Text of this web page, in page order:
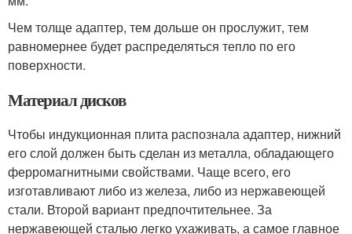
Чем толще адаптер, тем дольше он прослужит, тем
равномернее будет распределяться тепло по его
поверхности.
Материал дисков
Чтобы индукционная плита распознала адаптер, нижний
его слой должен быть сделан из металла, обладающего
ферромагнитными свойствами. Чаще всего, его
изготавливают либо из железа, либо из нержавеющей
стали. Второй вариант предпочтительнее. За
нержавеющей сталью легко ухаживать, а самое главное